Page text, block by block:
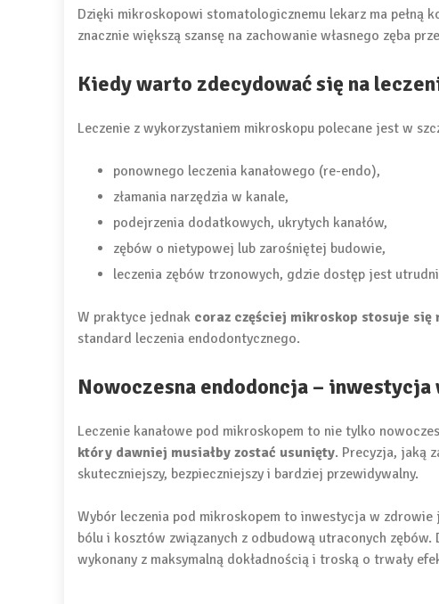
Dzięki mikroskopowi stomatologicznemu lekarz ma pełną
znacznie większą szansę na zachowanie własnego zęba
Kiedy warto zdecydować się na
Leczenie z wykorzystaniem mikroskopu polecane jest w
ponownego leczenia kanałowego (re-endo),
złamania narzędzia w kanale,
podejrzenia dodatkowych, ukrytych kanałów,
zębów o nietypowej lub zarośniętej budowie,
leczenia zębów trzonowych, gdzie dostęp jest
W praktyce jednak coraz częściej mikroskop stosuje się
standard leczenia endodontycznego.
Nowoczesna endodoncja – inwestycja
Leczenie kanałowe pod mikroskopem to nie tylko
który dawniej musiałby zostać usunięty. Precyzja, jaką
skuteczniejszy, bezpieczniejszy i bardziej przewidywalny.
Wybór leczenia pod mikroskopem to inwestycja w zdrowie
bólu i kosztów związanych z odbudową utraconych
wykonany z maksymalną dokładnością i troską o trwały